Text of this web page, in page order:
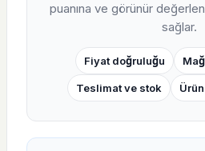
içinde karşılaştırabilir; bu yapı
görünürlüğü için doğal, kullanıcı
puanına ve görünür
sağlar.
Fiyat doğruluğu
Teslimat ve stok